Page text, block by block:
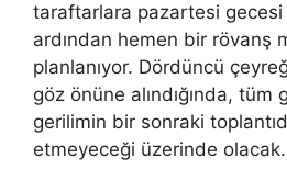
taraftarlara pazartesi
ardından hemen bir rövanş
planlanıyor. Dördüncü
göz önüne alındığında,
gerilimin bir sonraki
etmeyeceği üzerinde olacak.